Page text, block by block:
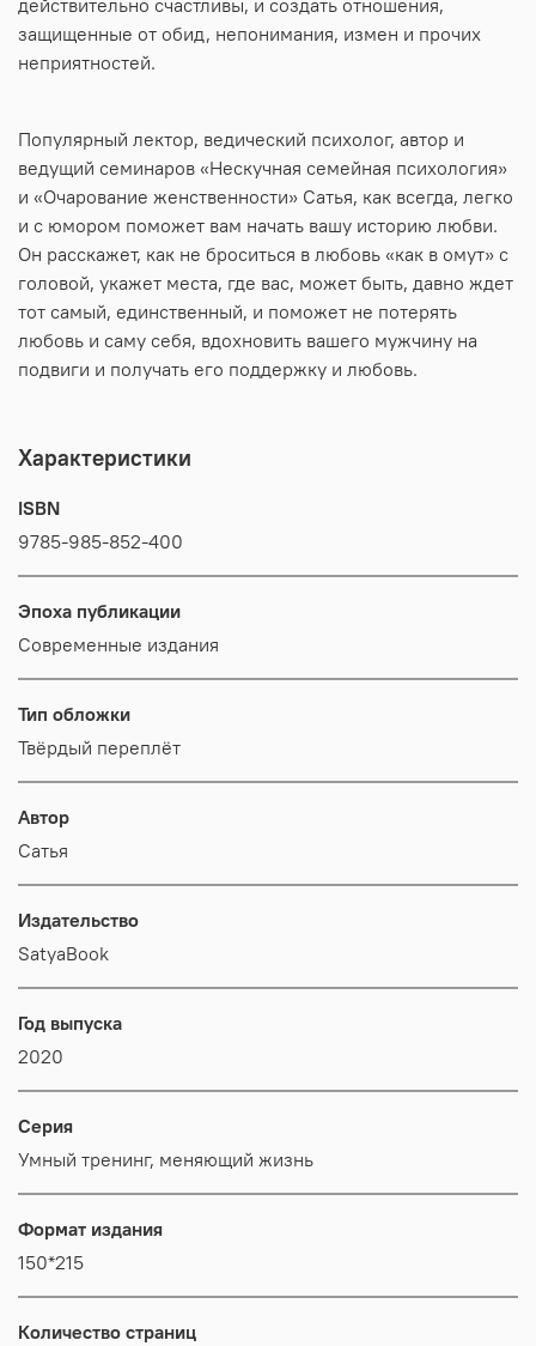
действительно счастливы, и создать отношения,
защищенные от обид, непонимания, измен и прочих
неприятностей.
Популярный лектор, ведический психолог, автор и
ведущий семинаров «Нескучная семейная психология»
и «Очарование женственности» Сатья, как всегда, легко
и с юмором поможет вам начать вашу историю любви.
Он расскажет, как не броситься в любовь «как в омут» с
головой, укажет места, где вас, может быть, давно ждет
тот самый, единственный, и поможет не потерять
любовь и саму себя, вдохновить вашего мужчину на
подвиги и получать его поддержку и любовь.
Характеристики
ISBN
9785-985-852-400
Эпоха публикации
Современные издания
Тип обложки
Твёрдый переплёт
Автор
Сатья
Издательство
SatyaBook
Год выпуска
2020
Серия
Умный тренинг, меняющий жизнь
Формат издания
150*215
Количество страниц